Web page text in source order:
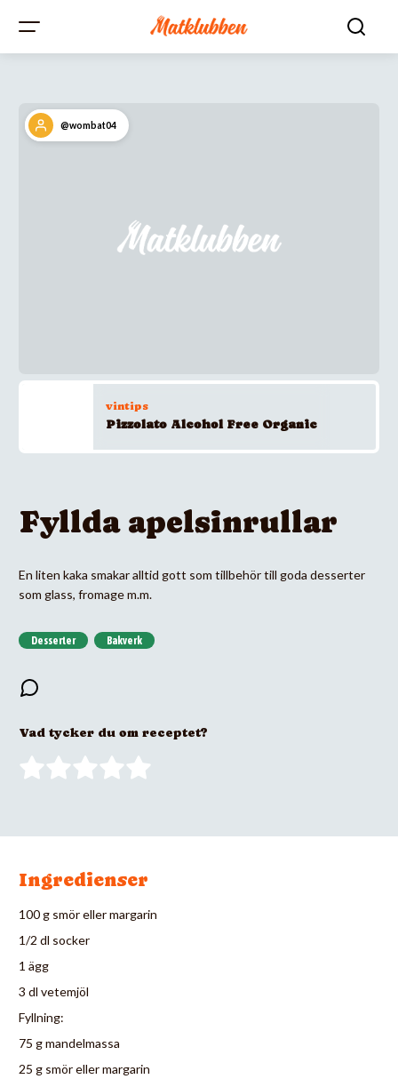
@wombat04
vintips
Pizzolato Alcohol Free Organic
Fyllda apelsinrullar
En liten kaka smakar alltid gott som tillbehör till goda desserter
som glass, fromage m.m.
Desserter Bakverk
Vad tycker du om receptet?
Ingredienser
100 g smör eller margarin
1/2 dl socker
1 ägg
3 dl vetemjöl
Fyllning:
75 g mandelmassa
25 g smör eller margarin